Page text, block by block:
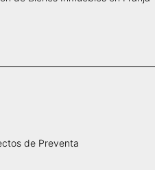
de Preventa